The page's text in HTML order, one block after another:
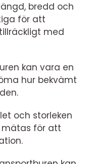
bredd och
för att
med
kan vara en
hur bekvämt
och storleken
mätas för att